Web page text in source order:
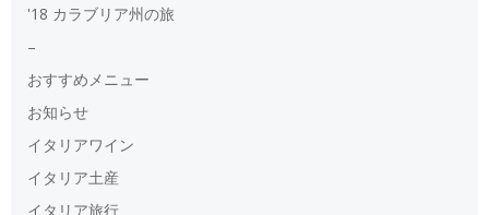
'18 カラブリア州の旅
–
おすすめメニュー
お知らせ
イタリアワイン
イタリア土産
イタリア旅行